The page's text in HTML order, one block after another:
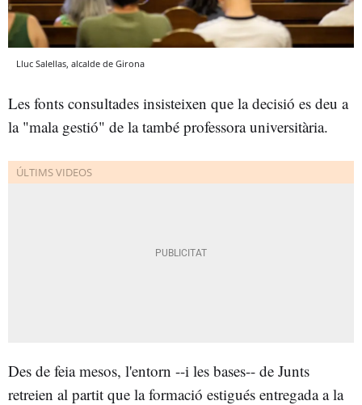
Lluc Salellas, alcalde de Girona
Les fonts consultades insisteixen que la decisió es deu a
la "mala gestió" de la també professora universitària.
Des de feia mesos, l'entorn --i les bases-- de Junts
retreien al partit que la formació estigués entregada a la